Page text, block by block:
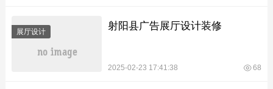
展厅设计 射阳县广告展厅设计装修
2025-02-23 17:41:38 68